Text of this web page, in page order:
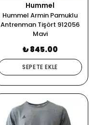
Hummel
Hummel Armin Pamuklu
Antrenman Tişört 912056
Mavi
₺ 845.00
SEPETE EKLE